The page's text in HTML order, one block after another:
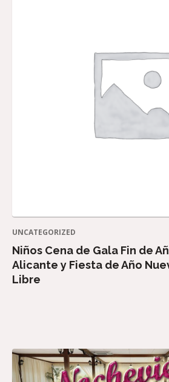
UNCATEGORIZED
Niños Cena de Gala Fin de
Alicante y Fiesta de Año
Libre